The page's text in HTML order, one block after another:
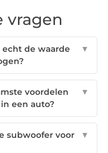
vragen
de waarde
▼
voordelen
een auto?
▼
subwoofer voor
▼